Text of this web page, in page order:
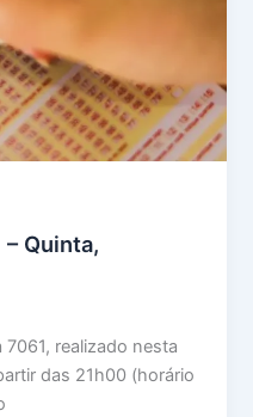
Quinta,
realizado nesta
das 21h00 (horário